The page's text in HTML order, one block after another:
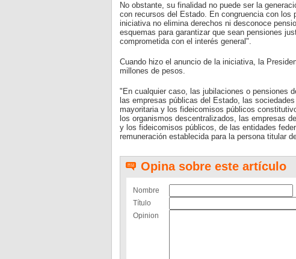
No obstante, su finalidad no puede ser la
con recursos del Estado. En congruencia con los
iniciativa no elimina derechos ni desconoce
esquemas para garantizar que sean pensiones
comprometida con el interés general".
Cuando hizo el anuncio de la iniciativa, la
millones de pesos.
"En cualquier caso, las jubilaciones o pensiones
las empresas públicas del Estado, las
mayoritaria y los fideicomisos públicos
los organismos descentralizados, las empresas
y los fideicomisos públicos, de las entidades
remuneración establecida para la persona titular
Opina sobre este artículo
Nombre
Título
Opinion